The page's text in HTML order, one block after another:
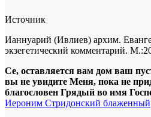
Источник
Ианнуарий (Ивлиев) архим.
экзегетический комментарий.
Се, оставляется вам дом ваш
вы не увидите Меня, пока не
благословен Грядый во имя
Иероним Стридонский блаженный